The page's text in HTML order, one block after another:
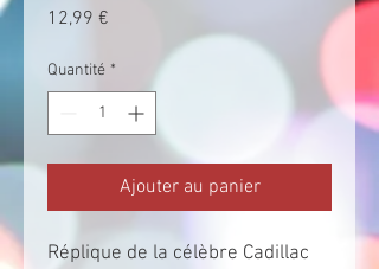
12,99 €
Quantité *
Ajouter au panier
Réplique de la célèbre Cadillac